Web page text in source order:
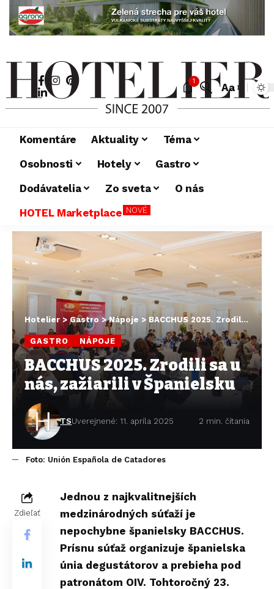
1
Aa
Komentáre Aktuality
Téma
Osobnosti
Hotely
Gastro
Dodávatelia
Zo sveta
O nás
HOTEL Marketplace NOVÉ
Hotelier >Gastro >Nápoje > BACCHUS 2025. Zrodili sa u nás, zažiarili v Španielsku
GASTRO NÁPOJE
BACCHUS 2025. Zrodili sa u
nás, zažiarili v Španielsku
TSUverejnené: 11. apríla 2025 2 min. čítania
Foto: Unión Española de Catadores
Zdieľať
Jednou z najkvalitnejších
medzinárodných súťaží je
nepochybne španielsky BACCHUS.
Prísnu súťaž organizuje španielska
únia degustátorov a prebieha pod
patronátom OIV. Tohtoročný 23.